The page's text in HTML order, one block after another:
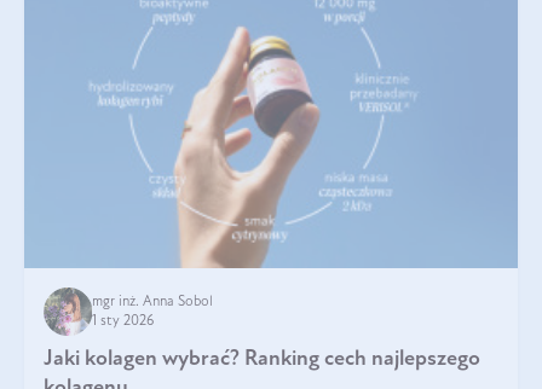
mgr inż. Anna Sobol
1 sty 2026
Jaki kolagen wybrać? Ranking cech najlepszego